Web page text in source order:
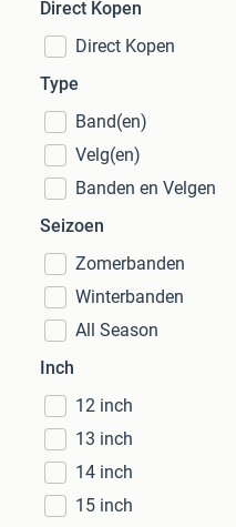
Direct Kopen
Direct Kopen
Type
Band(en)
Velg(en)
Banden en Velgen
Seizoen
Zomerbanden
Winterbanden
All Season
Inch
12 inch
13 inch
14 inch
15 inch